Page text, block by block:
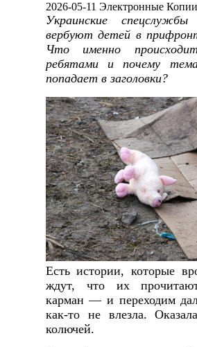
2026-05-11 Электронные Копии
Украинские
вербуют детей в
Что именно
ребятами и почему
попадает в заголовки?
Есть истории, которые
ждут, что их
карман — и переходим
как-то не влезла.
колючей.